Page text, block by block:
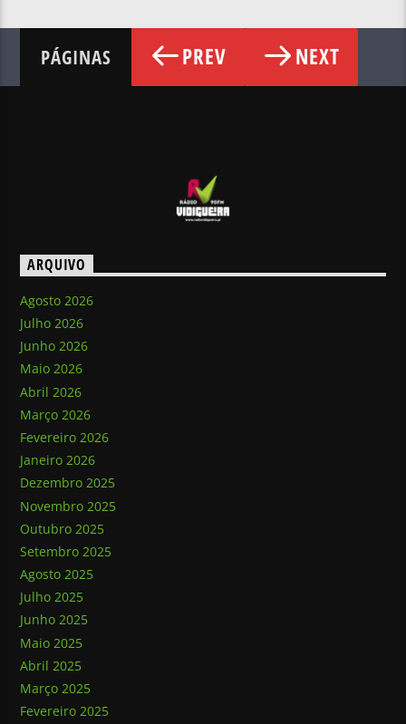
PÁGINAS PREV NEXT
ARQUIVO
Agosto 2026
Julho 2026
Junho 2026
Maio 2026
Abril 2026
Março 2026
Fevereiro 2026
Janeiro 2026
Dezembro 2025
Novembro 2025
Outubro 2025
Setembro 2025
Agosto 2025
Julho 2025
Junho 2025
Maio 2025
Abril 2025
Março 2025
Fevereiro 2025